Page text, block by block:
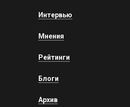
Интервью
Мнения
Рейтинги
Блоги
Архив